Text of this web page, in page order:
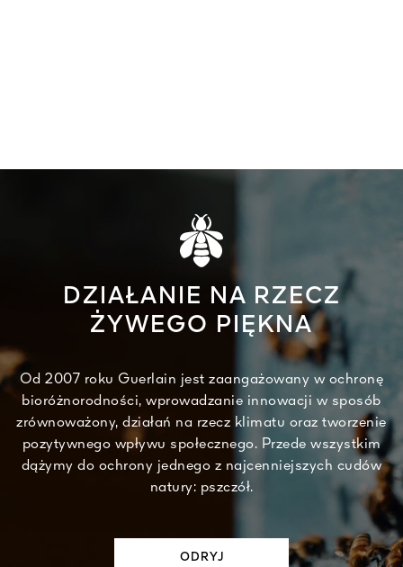
DZIAŁANIE NA RZECZ
ŻYWEGO PIĘKNA
Od 2007 roku Guerlain jest zaangażowany w ochronę
bioróżnorodności, wprowadzanie innowacji w sposób
zrównoważony, działań na rzecz klimatu oraz tworzenie
pozytywnego wpływu społecznego. Przede wszystkim
dążymy do ochrony jednego z najcenniejszych cudów
natury: pszczół.​
ODRYJ​